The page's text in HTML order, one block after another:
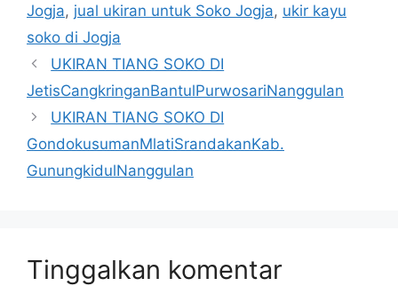
Jogja, jual ukiran untuk Soko Jogja, ukir kayu
soko di Jogja
UKIRAN TIANG SOKO DI
JetisCangkringanBantulPurwosariNanggulan
UKIRAN TIANG SOKO DI
GondokusumanMlatiSrandakanKab.
GunungkidulNanggulan
Tinggalkan komentar